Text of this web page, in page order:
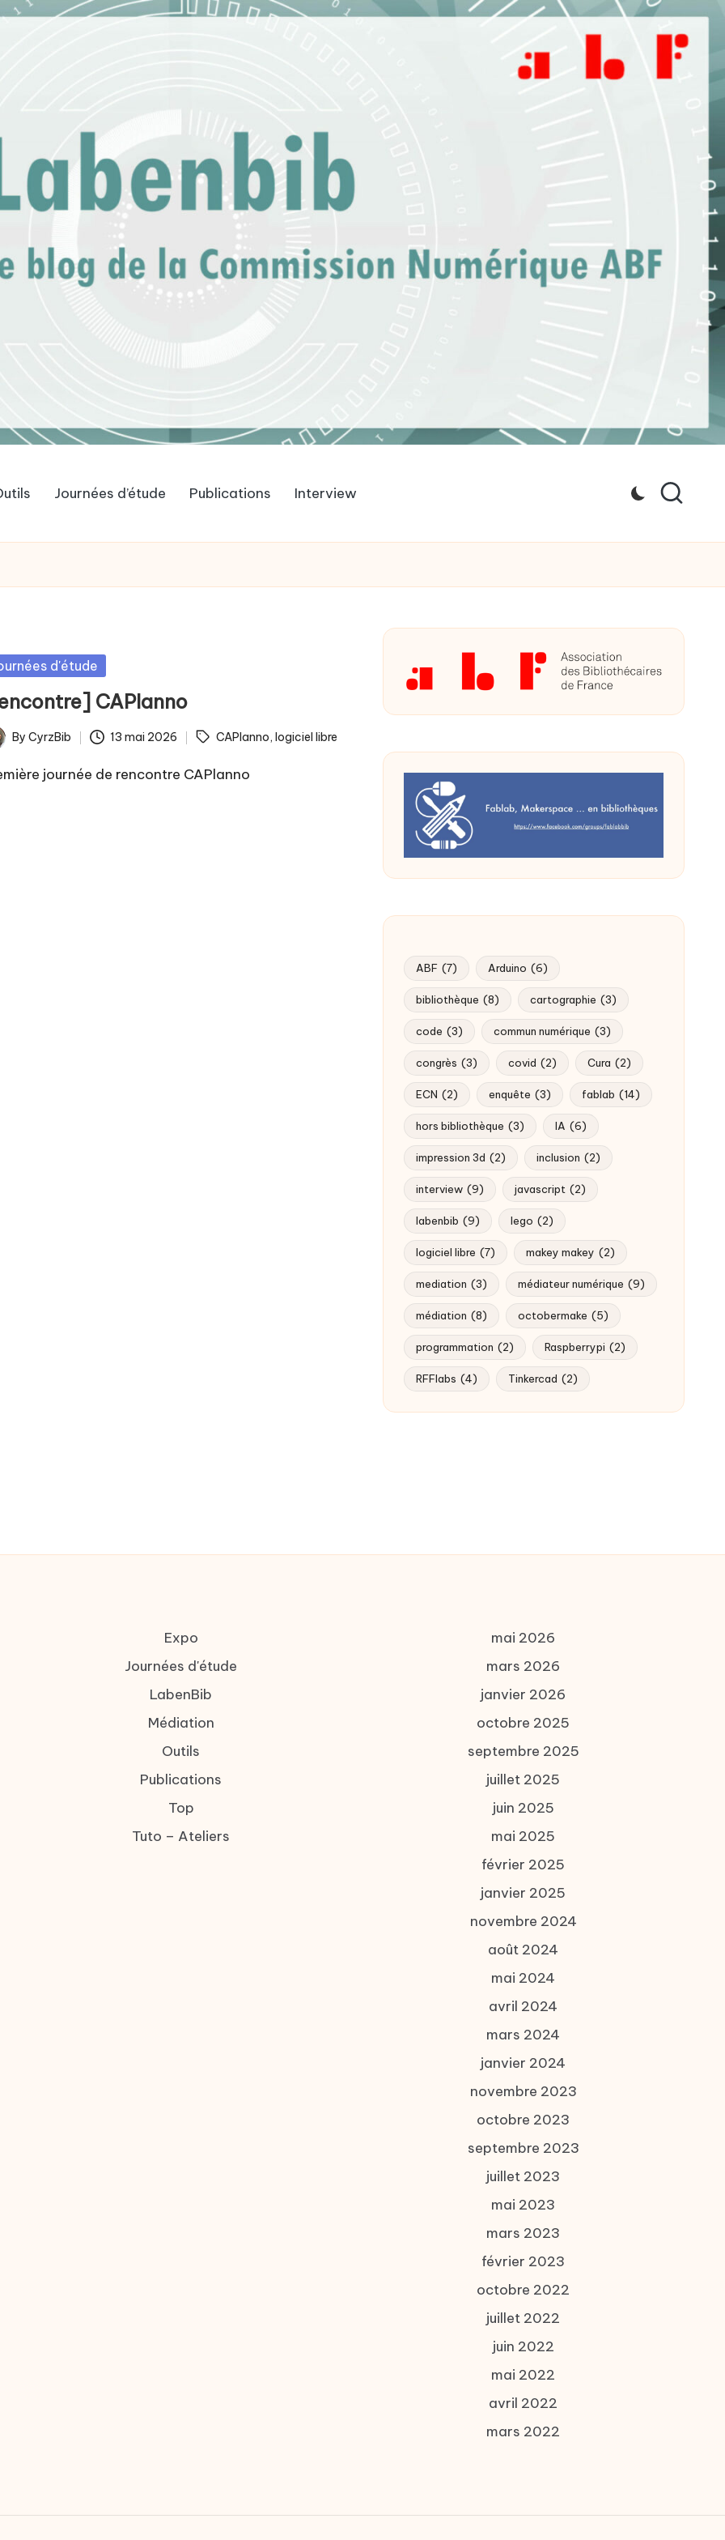
Journées d’étude Publications Interview
d'étude
CAPlanno
By CyrzBib 13 mai 2026 CAPlanno, logiciel libre
journée de rencontre CAPlanno
ABF (7) Arduino (6)
bibliothèque (8) cartographie (3)
code (3) commun numérique (3)
congrès (3) covid (2) Cura (2)
ECN (2) enquête (3) fablab (14)
hors bibliothèque (3) IA (6)
impression 3d (2) inclusion (2)
interview (9) javascript (2)
labenbib (9) lego (2)
logiciel libre (7) makey makey (2)
mediation (3) médiateur numérique (9)
médiation (8) octobermake (5)
programmation (2) Raspberrypi (2)
RFFlabs (4) Tinkercad (2)
Expo
Journées d'étude
LabenBib
Médiation
Outils
Publications
Top
Tuto – Ateliers
mai 2026
mars 2026
janvier 2026
octobre 2025
septembre 2025
juillet 2025
juin 2025
mai 2025
février 2025
janvier 2025
novembre 2024
août 2024
mai 2024
avril 2024
mars 2024
janvier 2024
novembre 2023
octobre 2023
septembre 2023
juillet 2023
mai 2023
mars 2023
février 2023
octobre 2022
juillet 2022
juin 2022
mai 2022
avril 2022
mars 2022